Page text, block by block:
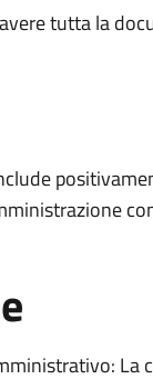
tutta la
La